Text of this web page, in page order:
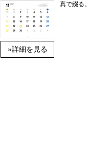
»詳細を見る
真で綴る。